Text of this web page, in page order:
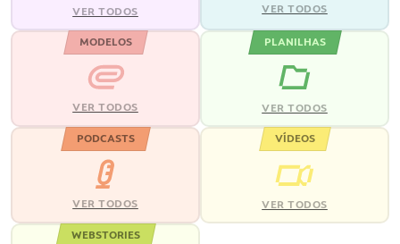
VER TODOS VER TODOS
MODELOS
VER TODOS
PLANILHAS
VER TODOS
PODCASTS
VER TODOS
VÍDEOS
VER TODOS
WEBSTORIES